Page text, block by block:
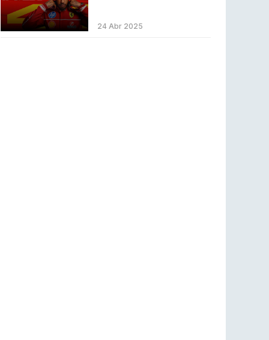
MOUZ surpreende Spirit para vencer BLAST
Bounty
24 Abr 2025